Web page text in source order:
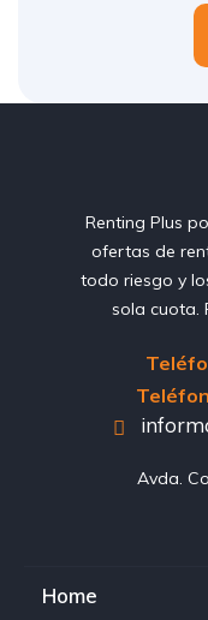
Renting Plus
ofertas de
todo riesgo y
sola cuota.
Avda.
Home